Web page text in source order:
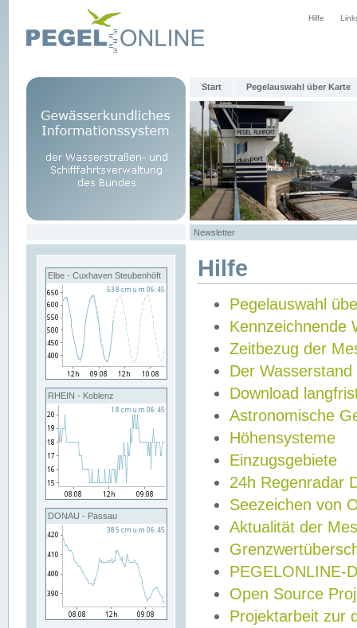
Hilfe
Start Pegelauswahl über Karte
Newsletter
Elbe - Cuxhaven Steubenhöft
RHEIN - Koblenz
DONAU - Passau
Hilfe
Pegelauswahl
Kennzeichnende
Zeitbezug der
Der Wasserstand
Download
Astronomische
Höhensysteme
Einzugsgebiete
24h Regenradar
Seezeichen von
Aktualität der
PEGELONLINE-
Open Source
Projektarbeit zur